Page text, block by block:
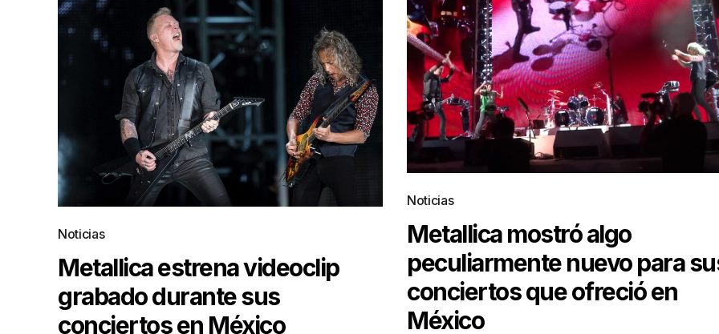
Noticias
Metallica estrena videoclip
grabado durante sus
conciertos en México
Noticias
Metallica mostró algo
peculiarmente nuevo para
conciertos que ofreció en
México